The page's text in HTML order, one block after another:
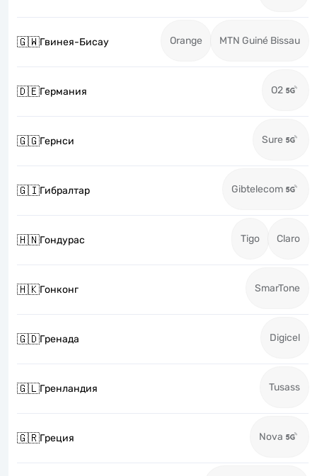
🇬🇼Гвинея-Бисау Orange MTN Guiné Bissau
🇩🇪Германия O2
🇬🇬Гернси Sure
🇬🇮Гибралтар Gibtelecom
🇭🇳Гондурас Tigo Claro
🇭🇰Гонконг SmarTone
🇬🇩Гренада Digicel
🇬🇱Гренландия Tusass
🇬🇷Греция Nova